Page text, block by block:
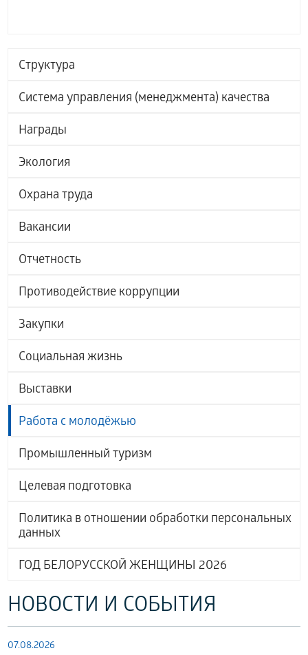
Структура
Система управления (менеджмента) качества
Награды
Экология
Охрана труда
Вакансии
Отчетность
Противодействие коррупции
Закупки
Социальная жизнь
Выставки
Работа с молодёжью
Промышленный туризм
Целевая подготовка
Политика в отношении обработки персональных
данных
ГОД БЕЛОРУССКОЙ ЖЕНЩИНЫ 2026
НОВОСТИ И СОБЫТИЯ
07.08.2026